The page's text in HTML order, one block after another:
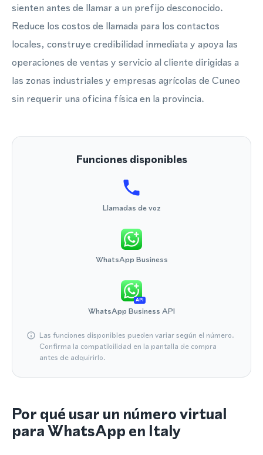
sienten antes de llamar a un prefijo desconocido.
Reduce los costos de llamada para los contactos
locales, construye credibilidad inmediata y apoya las
operaciones de ventas y servicio al cliente dirigidas a
las zonas industriales y empresas agrícolas de Cuneo
sin requerir una oficina física en la provincia.
Funciones disponibles
Llamadas de voz
WhatsApp Business
API
WhatsApp Business API
Las funciones disponibles pueden variar según el número.
Confirma la compatibilidad en la pantalla de compra
antes de adquirirlo.
Por qué usar un número virtual
para WhatsApp en Italy